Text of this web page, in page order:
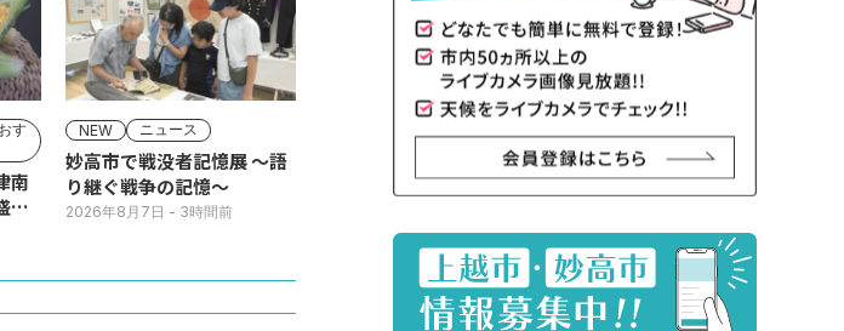
す
南
NEW ニュース
妙高市で戦没者記憶展 ～語
り継ぐ戦争の記憶～
2026年8月7日 - 3時間前